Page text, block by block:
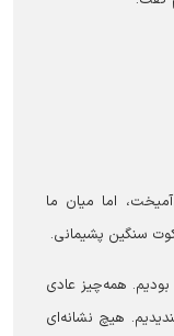
اما میان ما
سنگین پشیمانی.
بودیم. همه‌چیز عادی
هیچ نشانه‌ای